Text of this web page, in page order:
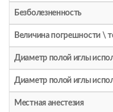
Безболезненность
Величина погрешности \
Диаметр полой иглы
Диаметр полой иглы
Местная анестезия